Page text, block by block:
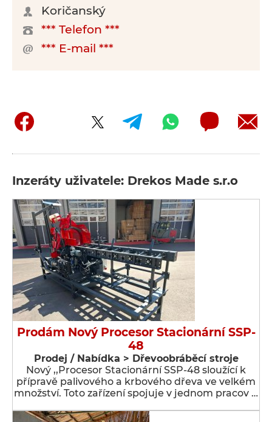
Koričanský
*** Telefon ***
*** E-mail ***
Inzeráty uživatele: Drekos Made s.r.o
Prodám Nový Procesor Stacionární SSP-
48
Prodej / Nabídka > Dřevoobráběcí stroje
Nový ,,Procesor Stacionární SSP-48 sloužící k
přípravě palivového a krbového dřeva ve velkém
množství. Toto zařízení spojuje v jednom pracov …